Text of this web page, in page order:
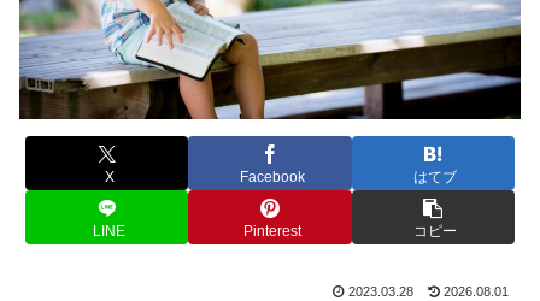
X Facebook はてブ
LINE Pinterest コピー
2023.03.28 2026.08.01